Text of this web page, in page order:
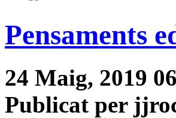
Pensaments
24 Maig, 2019
Publicat per